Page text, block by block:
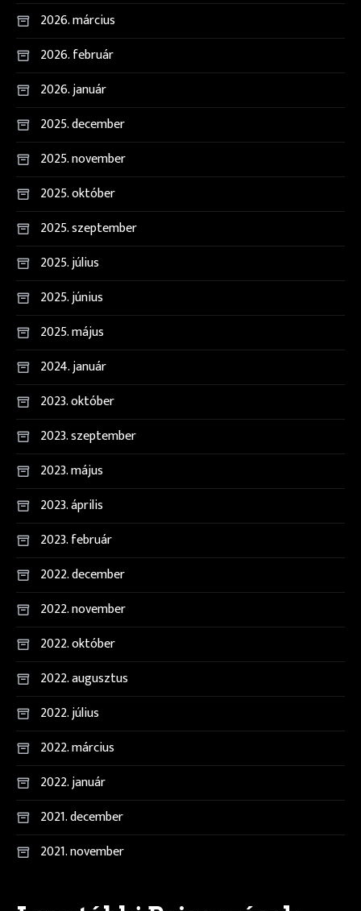
2026. március
2026. február
2026. január
2025. december
2025. november
2025. október
2025. szeptember
2025. július
2025. június
2025. május
2024. január
2023. október
2023. szeptember
2023. május
2023. április
2023. február
2022. december
2022. november
2022. október
2022. augusztus
2022. július
2022. március
2022. január
2021. december
2021. november